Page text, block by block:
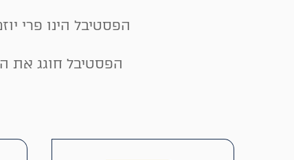
הפסטיבל הינו פרי
הפסטיבל חוגג את